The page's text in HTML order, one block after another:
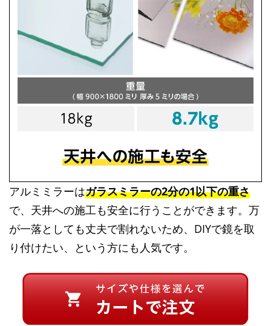
アルミミラーはガラスミラーの2分の1以下の重さ
で、天井への施工も安全に行うことができます。万
が一落としても丈夫で割れないため、DIYで鏡を取
り付けたい、という方にも人気です。